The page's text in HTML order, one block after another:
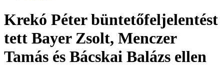
Krekó Péter büntetőfeljelentést
tett Bayer Zsolt, Menczer
Tamás és Bácskai Balázs ellen